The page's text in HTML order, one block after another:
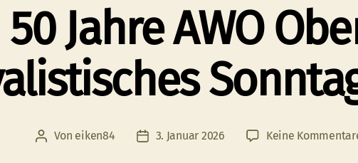
50 Jahre AWO
Beitragsautor
Von eiken84 Veröffentlichungsdatum
3. Januar 2026 Keine